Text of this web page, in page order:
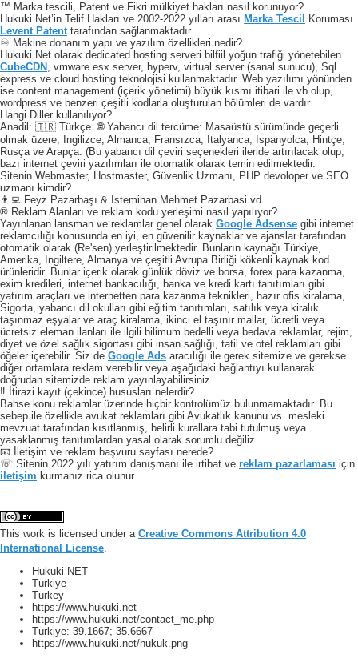
™ Marka tescili, Patent ve Fikri mülkiyet hakları nasıl korunuyor?
Hukuki.Net’in Telif Hakları ve 2002-2022 yılları arası Marka Tescil
Koruması
Levent Patenttarafından sağlanmaktadır.
♾️ Makine donanım yapı ve yazılım özellikleri nedir?
Hukuki.Net olarak dedicated hosting serveri bilfiil yoğun trafiği yönetebilen
CubeCDN , vmware esx server, hyperv, virtual server (sanal sunucu), Sql
express ve cloud hosting teknolojisi kullanmaktadır. Web yazılımı yönünden
ise content management (içerik yönetimi) büyük kısmı itibari ile vb olup,
wordpress ve benzeri çeşitli kodlarla oluşturulan bölümleri de vardır.
Hangi Diller kullanılıyor?
Anadil: 🇹🇷 Türkçe. 🌐 Yabancı dil tercüme: Masaüstü sürümünde geçerli
olmak üzere; İngilizce, Almanca, Fransızca, İtalyanca, İspanyolca, Hintçe,
Rusça ve Arapça. (Bu yabancı dil çeviri seçenekleri ileride artırılacak olup,
bazı internet çeviri yazılımları ile otomatik olarak temin edilmektedir.
Sitenin Webmaster, Hostmaster, Güvenlik Uzmanı, PHP devoloper ve SEO
uzmanı kimdir?
👨‍💻 Feyz Pazarbaşı & Istemihan Mehmet Pazarbasi vd.
® Reklam Alanları ve reklam kodu yerleşimi nasıl yapılıyor?
Yayınlanan lansman ve reklamlar genel olarak Google Adsense gibi internet
reklamcılığı konusunda en iyi, en güvenilir kaynaklar ve ajanslar tarafından
otomatik olarak (Re'sen) yerleştirilmektedir. Bunların kaynağı Türkiye,
Amerika, Ingiltere, Almanya ve çeşitli Avrupa Birliği kökenli kaynak kod
ürünleridir. Bunlar içerik olarak günlük döviz ve borsa, forex para kazanma,
exim kredileri, internet bankacılığı, banka ve kredi kartı tanıtımları gibi
yatırım araçları ve internetten para kazanma teknikleri, hazır ofis kiralama,
Sigorta, yabancı dil okulları gibi eğitim tanıtımları, satılık veya kiralık
taşınmaz eşyalar ve araç kiralama, ikinci el taşınır mallar, ücretli veya
ücretsiz eleman ilanları ile ilgili bilimum bedelli veya bedava reklamlar, rejim,
diyet ve özel sağlık sigortası gibi insan sağlığı, tatil ve otel reklamları gibi
öğeler içerebilir. Siz de Google Ads aracılığı ile gerek sitemize ve gerekse
diğer ortamlara reklam verebilir veya aşağıdaki bağlantıyı kullanarak
doğrudan sitemizde reklam yayınlayabilirsiniz.
‼️ İtirazi kayıt (çekince) hususları nelerdir?
Bahse konu reklamlar üzerinde hiçbir kontrolümüz bulunmamaktadır. Bu
sebep ile özellikle avukat reklamları gibi Avukatlık kanunu vs. mesleki
mevzuat tarafından kısıtlanmış, belirli kurallara tabi tutulmuş veya
yasaklanmış tanıtımlardan yasal olarak sorumlu değiliz.
📧 İletişim ve reklam başvuru sayfası nerede?
☏ Sitenin 2022 yılı yatırım danışmanı ile irtibat ve reklam pazarlaması için
iletişim kurmanız rica olunur.
This work is licensed under a Creative Commons Attribution 4.0
International License.
Hukuki NET
Türkiye
Turkey
https://www.hukuki.net
https://www.hukuki.net/contact_me.php
Türkiye: 39.1667; 35.6667
https://www.hukuki.net/hukuk.png